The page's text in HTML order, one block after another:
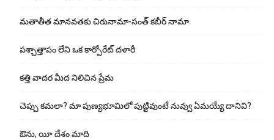
మతాతీత మానవతకు చిరునామా-సంత్ కబీర్ నామా
పశ్చాత్తాపం లేని ఒక కార్పోరేట్ దళారీ
కత్తి వాదర మీద నిలిచిన ప్రేమ
చెప్పు క‌మ‌లా? మా పుణ్యభూమిలో పుట్టివుంటే నువ్వు ఏమయ్యే దానివి?
ఔను, యీ దేశం మాది